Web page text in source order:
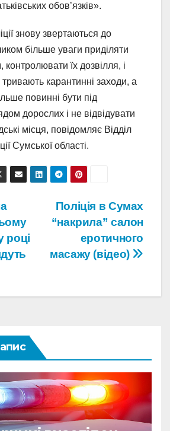
обов’язків».
знову звертаються до
більше уваги приділяти
їх дозвілля, і
тривають карантинні заходи, а
повинні бути під
дорослих і не відвідувати
місця, повідомляє Відділ
Сумської області.
Поліція в Сумах
“накрила” салон
еротичного
масажу (відео)
році